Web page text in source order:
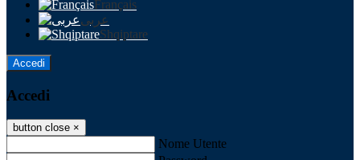
Français
عربى
Shqiptare
Accedi
Accedi
button close ×
Nome Utente